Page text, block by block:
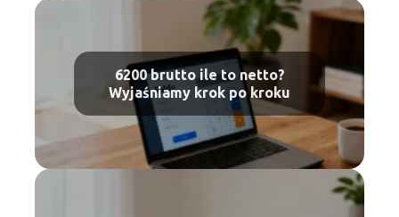
6200 brutto ile to netto?
Wyjaśniamy krok po kroku